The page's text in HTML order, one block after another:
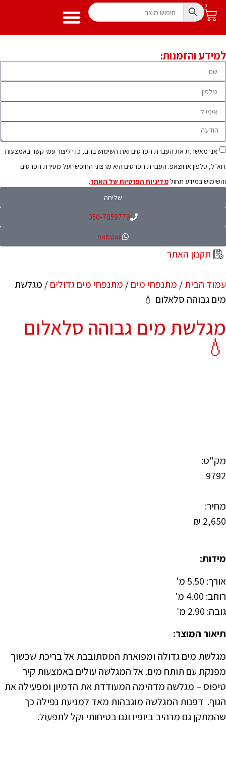
0
למידע והזמנות:
אני מאשר.ת את העברת הפרטים ואת השימוש בהם, כדי ליצור עמי קשר באמצעות
דוא"ל, טלפון או ווצאפ. העברת הפרטים היא מרצוני החופשי ועל מסירת הפרטים
והשימוש במידע תחול מדיניות הפרטיות של האתר.
שליחה
050-7859779
וואטסאפ
תקנון האתר
עמוד הבית/ מתנפחי מים/ מתנפחי מים גדולים/ מגלשת
מים גבוהה סלאלום 💧
מגלשת מים גבוהה סלאלום
💧
מק"ט:
9792
מחיר:
₪ 2,650
מידות:
אורך: 5.50 מ'
רוחב: 4.00 מ'
גובה: 2.90 מ'
תיאור המוצר:
מגלשת מים גדולה ומפוארת המסתובבת אל בריכת שכשוך
מפנקת עם תותח מים. אל המגלשה עולים באמצעות קיר
טיפוס – מגלשה מדהימה המעודדת את הדמיון ומפעילה את
הגוף. דפנות המגלשה מוגבהות מאד למניעת נפילה כך
שהמתקן גם מרהיב ביופיו וגם בטיחותי וקל לתפעול.